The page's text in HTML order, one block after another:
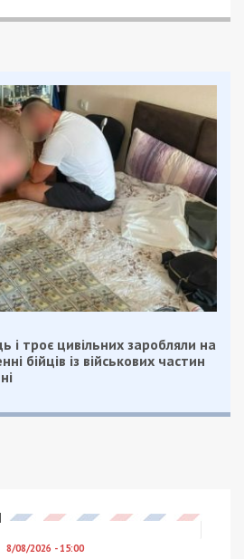
і троє цивільних заробляли на
бійців із військових частин
8/08/2026 - 15:00